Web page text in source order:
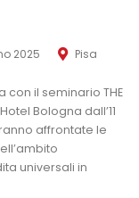
2025 Pisa
con il seminario THE
Bologna dall’11
affrontate le
universali in